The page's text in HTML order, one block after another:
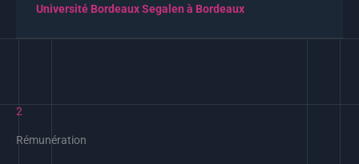
Université Bordeaux Segalen à Bordeaux
2
Rémunération